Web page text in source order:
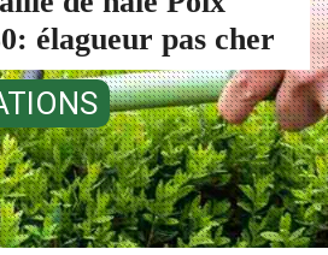
élagueur pas cher